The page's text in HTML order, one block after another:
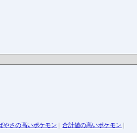
やさの高いポケモン 合計値の高いポケモン